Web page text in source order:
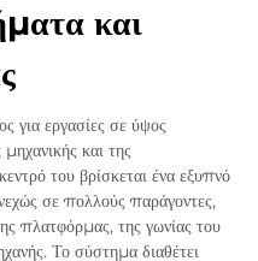
και
για εργασίες σε ύψος
και της
του βρίσκεται ένα εξυπνό
σε πολλούς παράγοντες,
πλατφόρμας, της γωνίας του
Το σύστημα διαθέτει